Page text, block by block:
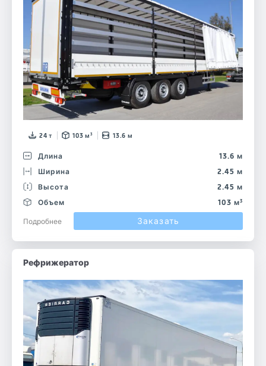
24 т 103 м³ 13.6 м
Длина
13.6 м
Ширина
2.45 м
Высота
2.45 м
Объем
103 м³
Подробнее
Заказать
Рефрижератор